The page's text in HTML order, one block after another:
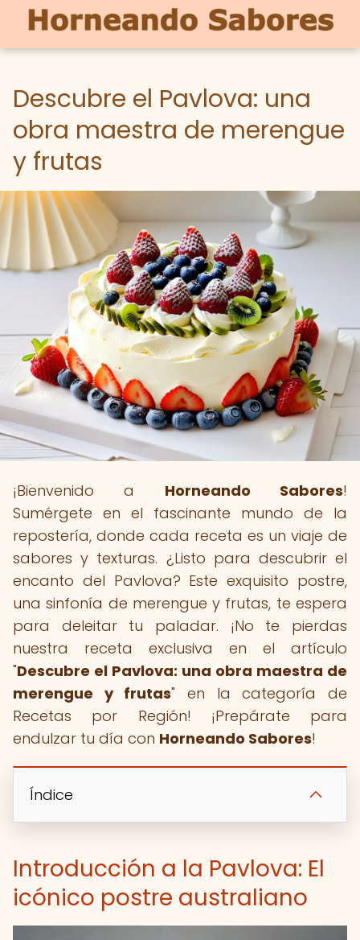
Descubre el Pavlova: una
obra maestra de merengue
y frutas
¡Bienvenido a Horneando Sabores!
Sumérgete en el fascinante mundo de la
repostería, donde cada receta es un viaje de
sabores y texturas. ¿Listo para descubrir el
encanto del Pavlova? Este exquisito postre,
una sinfonía de merengue y frutas, te espera
para deleitar tu paladar. ¡No te pierdas
nuestra receta exclusiva en el artículo
"Descubre el Pavlova: una obra maestra de
merengue y frutas" en la categoría de
Recetas por Región! ¡Prepárate para
endulzar tu día con Horneando Sabores!
Índice
Introducción a la Pavlova: El
icónico postre australiano